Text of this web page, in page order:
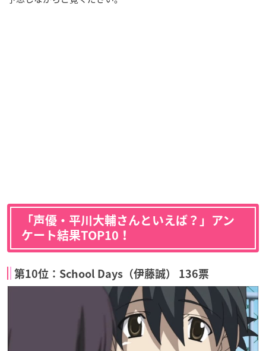
「声優・平川大輔さんといえば？」アン
ケート結果TOP10！
第10位：School Days（伊藤誠） 136票